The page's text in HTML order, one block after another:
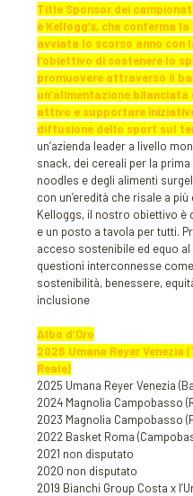
Title Sponsor dei
è Kellogg’s, che conferma
avviata lo scorso anno con
l’obiettivo di sostenere lo
promuovere attraverso il
un’alimentazione
attivo e supportare
diffusione dello sport sul
un’azienda leader a livello
snack, dei cereali per la
noodles e degli alimenti
con un’eredità che risale a più
Kelloggs, il nostro obiettivo è
e un posto a tavola per tutti.
acceso sostenibile ed equo
questioni interconnesse
sostenibilità, benessere,
inclusione
Albo d’Oro
2026 Umana Reyer Venezia
Reale)
2025 Umana Reyer Venezia
2024 Magnolia Campobasso
2023 Magnolia Campobasso
2022 Basket Roma
2021 non disputato
2020 non disputato
2019 Bianchi Group Costa x